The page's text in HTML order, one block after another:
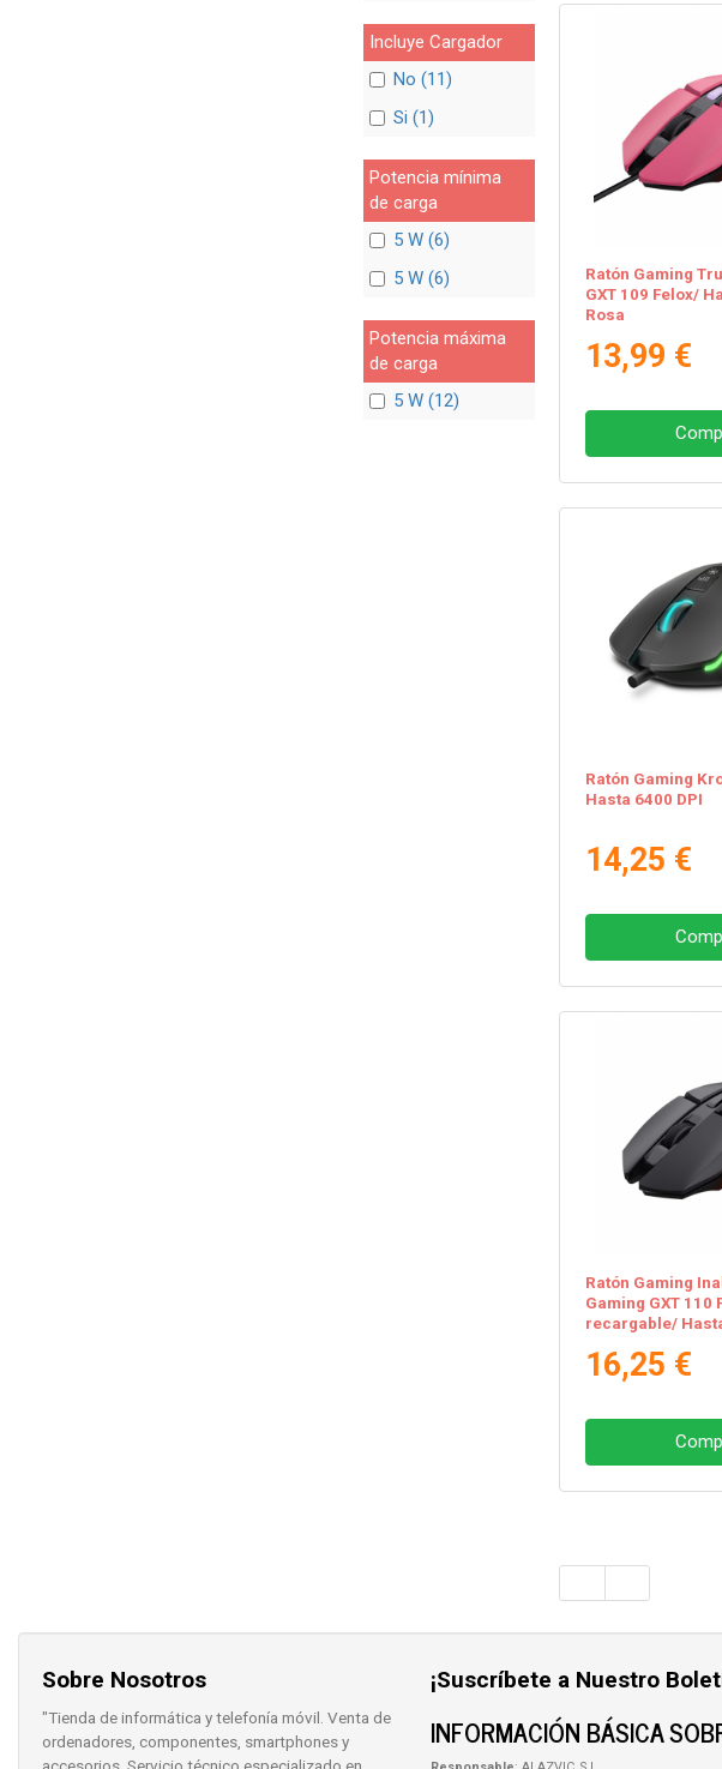
Incluye Cargador
No (11)
Si (1)
Potencia mínima
de carga
5 W (6)
5 W (6)
Potencia máxima
de carga
5 W (12)
Ratón Gaming
GXT 109 Felox/
Rosa
13,99 €
Ratón Gaming
Hasta 6400 DPI
14,25 €
Ratón Gaming
Gaming GXT 110
recargable/
16,25 €
Sobre Nosotros
"Tienda de informática y telefonía móvil. Venta de
ordenadores, componentes, smartphones y
accesorios. Servicio técnico especializado en
¡Suscríbete a Nuestro
INFORMACIÓN BÁSICA